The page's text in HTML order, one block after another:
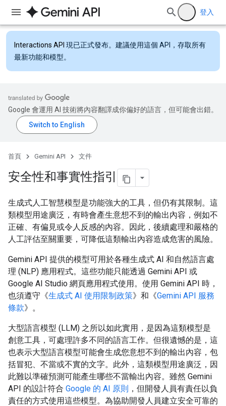
登入
Interactions API 現已正式發布。建議使用這個 API，存取所有
最新功能和模型。
Google 會運用 AI 技術將內容翻譯成你偏好的語言，但可能會出錯。
首頁 Gemini API 文件
安全性和事實性指引
生成式人工智慧模型是功能強大的工具，但仍有其限制。這
類模型用途廣泛，有時會產生意想不到的輸出內容，例如不
正確、有偏見或令人反感的內容。因此，後續處理和嚴格的
人工評估至關重要，可降低這類輸出內容造成危害的風險。
Gemini API 提供的模型可用於各種生成式 AI 和自然語言處
理 (NLP) 應用程式。這些功能只能透過 Gemini API 或
Google AI Studio 網頁應用程式使用。使用 Gemini API 時，
也須遵守《生成式 AI 使用限制政策》和《Gemini API 服務
條款》。
大型語言模型 (LLM) 之所以如此實用，是因為這類模型是
創意工具，可處理許多不同的語言工作。但很遺憾的是，這
也表示大型語言模型可能會生成您意想不到的輸出內容，包
括冒犯、不當或不實的文字。此外，這類模型用途廣泛，因
此難以準確預測可能產生哪些不當輸出內容。雖然 Gemini
API 的設計符合 Google 的 AI 原則 ，但開發人員有責任以負
責任的方式使用這些模型。為協助開發人員建立安全可靠的